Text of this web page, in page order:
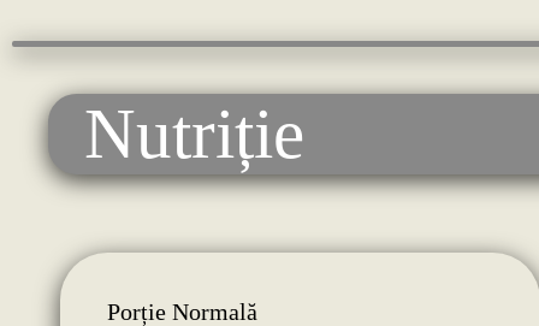
Nutriție
Porție Normală